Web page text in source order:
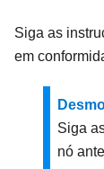
Siga as
em
Siga
nó